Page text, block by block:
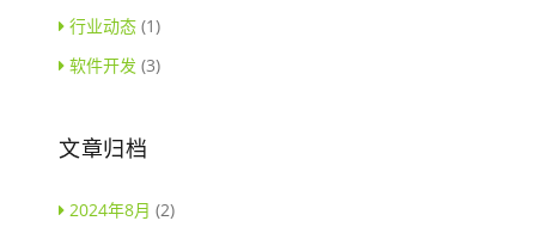
行业动态 (1)
软件开发 (3)
文章归档
2024年8月 (2)